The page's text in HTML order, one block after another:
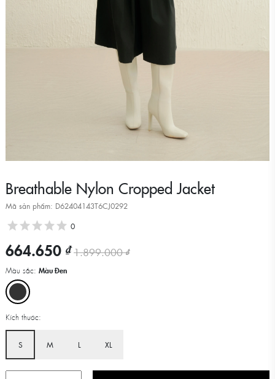
Breathable Nylon Cropped Jacket
Mã sản phẩm: D62404143T6CJ0292
0
664.650 ₫1.899.000 ₫
Màu sắc: Màu Đen
Kích thước:
S M L XL